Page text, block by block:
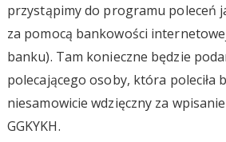
przystąpimy do programu poleceń
za pomocą bankowości
banku). Tam konieczne będzie
polecającego osoby, która poleciła
niesamowicie wdzięczny za
GGKYKH.